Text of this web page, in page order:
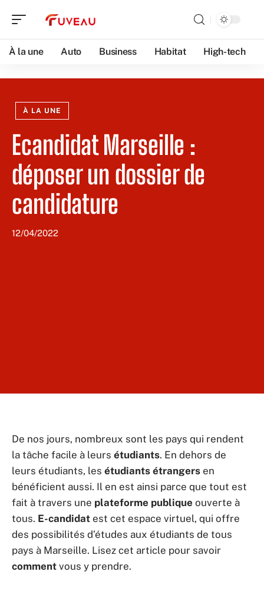
À la une Auto Business Habitat High-tech
À LA UNE
Ecandidat Marseille :
déposer un dossier de
candidature
12/04/2022
De nos jours, nombreux sont les pays qui rendent
la tâche facile à leurs étudiants. En dehors de
leurs étudiants, les étudiants étrangers en
bénéficient aussi. Il en est ainsi parce que tout est
fait à travers une plateforme publique ouverte à
tous. E-candidat est cet espace virtuel, qui offre
des possibilités d’études aux étudiants de tous
pays à Marseille. Lisez cet article pour savoir
comment vous y prendre.